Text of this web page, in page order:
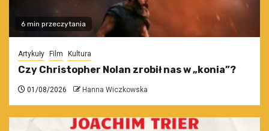
6 min przeczytania
Artykuły Film Kultura
Czy Christopher Nolan zrobił nas w „konia”?
01/08/2026 Hanna Wiczkowska